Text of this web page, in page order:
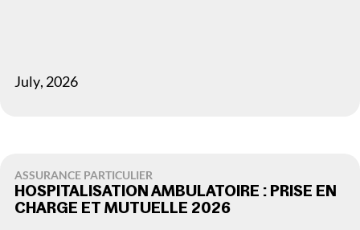
July, 2026
ASSURANCE PARTICULIER
HOSPITALISATION AMBULATOIRE : PRISE EN
CHARGE ET MUTUELLE 2026